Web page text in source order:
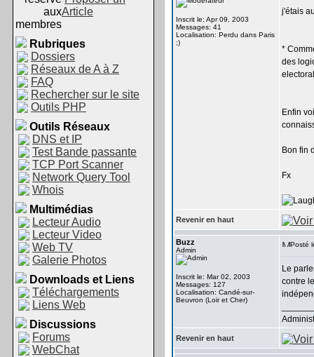
Article
Rubriques
Dossiers
Réseaux de A à Z
FAQ
Rechercher sur le site
Outils PHP
Outils Réseaux
DNS et IP
Test Bande passante
TCP Port Scanner
Network Query Tool
Whois
Multimédias
Lecteur Audio
Lecteur Video
Web TV
Galerie Photos
Downloads et Liens
Téléchargements
Liens Web
Discussions
Forums
WebChat
Inscrit le: Apr 09, 2003
Messages: 41
Localisation: Perdu dans Paris
;)
j'étais
*
des
Enfin
Bon fin
Fx
Revenir en haut
Buzz
Admin
Inscrit le: Mar 02, 2003
Messages: 127
Localisation: Candé-sur-
Beuvron (Loir et Cher)
Posté
Le
contre
Revenir en haut